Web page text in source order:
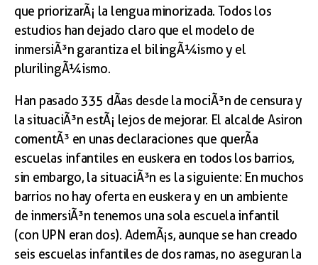
que priorizarÃ¡ la lengua minorizada. Todos los
estudios han dejado claro que el modelo de
inmersiÃ³n garantiza el bilingÃ¼ismo y el
plurilingÃ¼ismo.
Han pasado 335 dÃ­as desde la mociÃ³n de censura y
la situaciÃ³n estÃ¡ lejos de mejorar. El alcalde Asiron
comentÃ³ en unas declaraciones que querÃ­a
escuelas infantiles en euskera en todos los barrios,
sin embargo, la situaciÃ³n es la siguiente: En muchos
barrios no hay oferta en euskera y en un ambiente
de inmersiÃ³n tenemos una sola escuela infantil
(con UPN eran dos). AdemÃ¡s, aunque se han creado
seis escuelas infantiles de dos ramas, no aseguran la